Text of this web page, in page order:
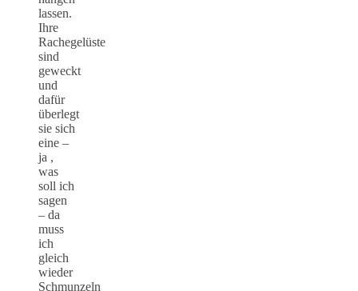
lassen.
Ihre
Rachegelüste
sind
geweckt
und
dafür
überlegt
sie sich
eine –
ja ,
was
soll ich
sagen
– da
muss
ich
gleich
wieder
Schmunzeln